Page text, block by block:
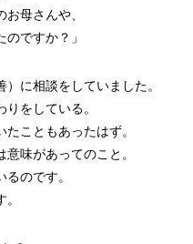
母さんや、
ですか？」
）に相談をしていました。
をしている。
こともあったはず。
味があってのこと。
のです。